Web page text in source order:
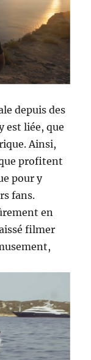
depuis des
est liée, que
Ainsi,
profitent
pour y
fans.
en
filmer